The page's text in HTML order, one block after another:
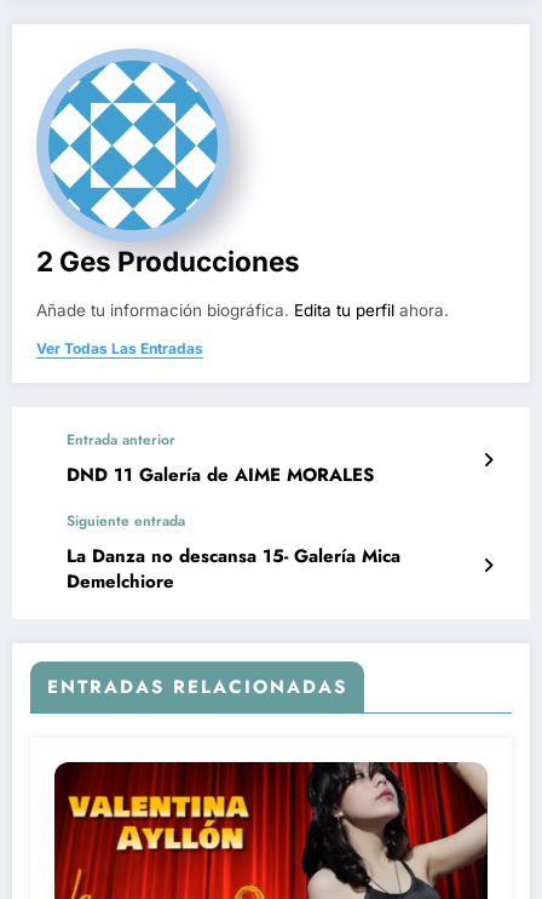
2 Ges Producciones
Añade tu información biográfica. Edita tu perfil ahora.
Ver Todas Las Entradas
Entrada anterior
DND 11 Galería de AIME MORALES
Siguiente entrada
La Danza no descansa 15- Galería Mica
Demelchiore
ENTRADAS RELACIONADAS